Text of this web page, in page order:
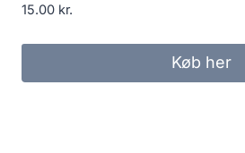
15.00 kr.
Køb her